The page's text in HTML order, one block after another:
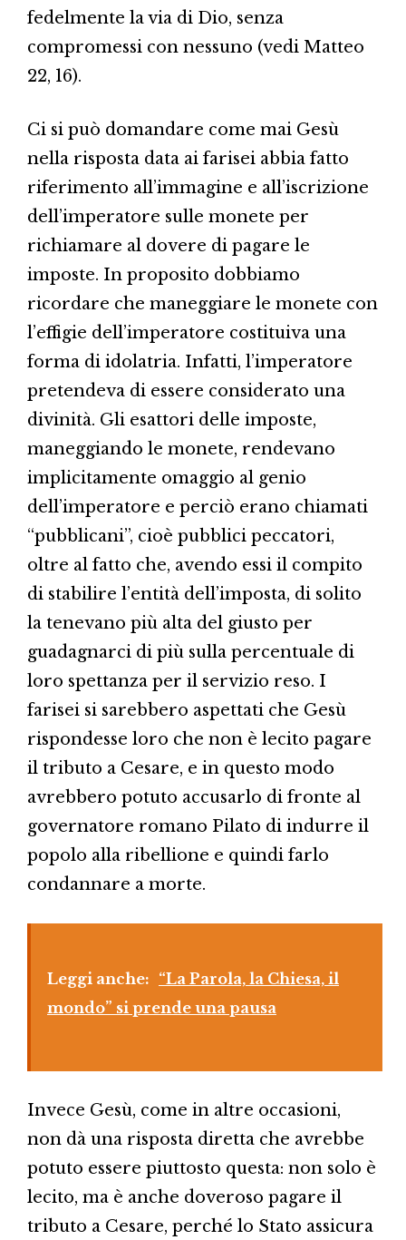
fedelmente la via di Dio, senza
compromessi con nessuno (vedi Matteo
22, 16).
Ci si può domandare come mai Gesù
nella risposta data ai farisei abbia fatto
riferimento all’immagine e all’iscrizione
dell’imperatore sulle monete per
richiamare al dovere di pagare le
imposte. In proposito dobbiamo
ricordare che maneggiare le monete con
l’effigie dell’imperatore costituiva una
forma di idolatria. Infatti, l’imperatore
pretendeva di essere considerato una
divinità. Gli esattori delle imposte,
maneggiando le monete, rendevano
implicitamente omaggio al genio
dell’imperatore e perciò erano chiamati
“pubblicani”, cioè pubblici peccatori,
oltre al fatto che, avendo essi il compito
di stabilire l’entità dell’imposta, di solito
la tenevano più alta del giusto per
guadagnarci di più sulla percentuale di
loro spettanza per il servizio reso. I
farisei si sarebbero aspettati che Gesù
rispondesse loro che non è lecito pagare
il tributo a Cesare, e in questo modo
avrebbero potuto accusarlo di fronte al
governatore romano Pilato di indurre il
popolo alla ribellione e quindi farlo
condannare a morte.
Leggi anche: “La Parola, la Chiesa, il
mondo” si prende una pausa
Invece Gesù, come in altre occasioni,
non dà una risposta diretta che avrebbe
potuto essere piuttosto questa: non solo è
lecito, ma è anche doveroso pagare il
tributo a Cesare, perché lo Stato assicura